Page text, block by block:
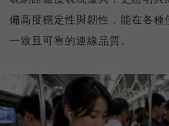
備高度穩定性與韌性，能在各種
一致且可靠的連線品質。